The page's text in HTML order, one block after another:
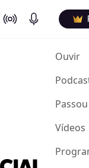
On Air Podcasts
Ouvir
Passou
Vídeos